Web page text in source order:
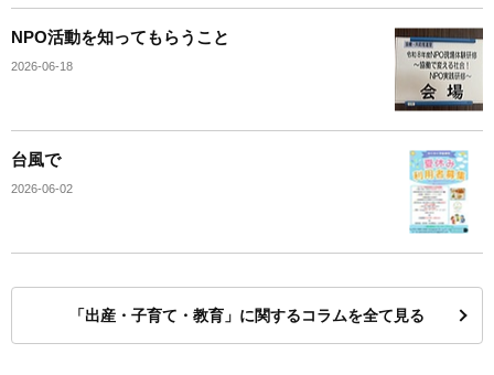
NPO活動を知ってもらうこと
2026-06-18
台風で
2026-06-02
「出産・子育て・教育」に関するコラムを全て見る